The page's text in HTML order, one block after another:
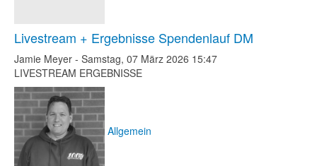
Livestream + Ergebnisse Spendenlauf DM
Jamie Meyer - Samstag, 07 März 2026 15:47
LIVESTREAM ERGEBNISSE
Allgemein